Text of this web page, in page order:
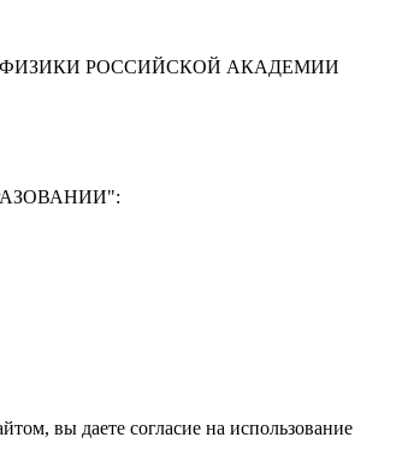
РОССИЙСКОЙ АКАДЕМИИ
:
вы даете согласие на использование